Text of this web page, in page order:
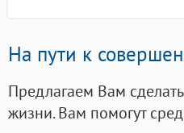
На пути к
Предлагаем Вам
жизни. Вам помогут